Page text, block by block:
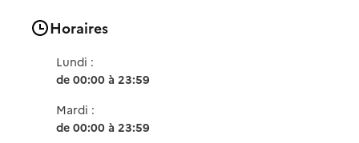
Horaires
Lundi :
de 00:00 à 23:59
Mardi :
de 00:00 à 23:59